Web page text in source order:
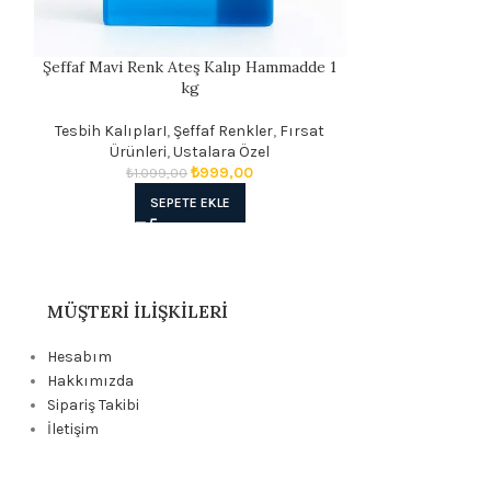
Şeffaf Mavi Renk Ateş Kalıp Hammadde 1
kg
Tesbih KalıplarI, Şeffaf Renkler, Fırsat
Ürünleri,Ustalara Özel
₺1.099,00 ₺999,00
SEPETE EKLE
MÜŞTERI İLIŞKILERI
Hesabım
Hakkımızda
Sipariş Takibi
İletişim